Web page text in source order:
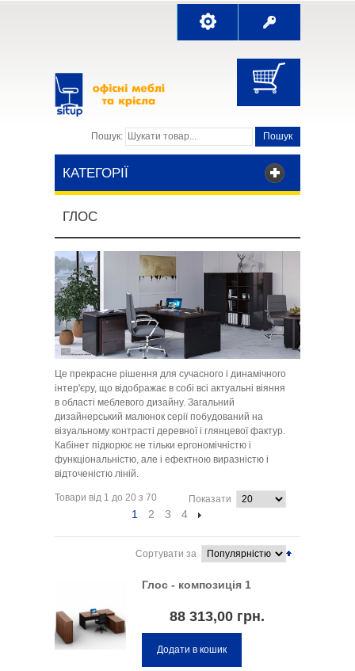
Пошук: Пошук
КАТЕГОРІЇ
ГЛОС
Це прекрасне рішення для сучасного і динамічного
інтер'єру, що відображає в собі всі актуальні віяння
в області меблевого дизайну. Загальний
дизайнерський малюнок серії побудований на
візуальному контрасті деревної і глянцевої фактур.
Кабінет підкорює не тільки ергономічністю і
функціональністю, але і ефектною виразністю і
відточеністю ліній.
Товари від 1 до 20 з 70 Показати
1 2 3 4
Сортувати за
Глос - композиція 1
88 313,00 грн.
Додати в кошик